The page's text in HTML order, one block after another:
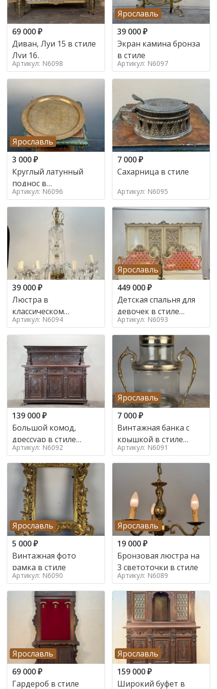
69 000₽
Диван, Луи 15 в стиле
Луи 16,
Артикул: N6098
Ярославль
39 000₽
Экран камина бронза
в стиле
Артикул: N6097
Ярославль
3 000₽
Круглый латунный
поднос в
марокканском стиле в
стиле
Артикул: N6096
7 000₽
Сахарница в стиле
Артикул: N6095
39 000₽
Люстра в
классическом
итальянском стиле на
10 ламп. в стиле
Артикул: N6094
Ярославль
449 000₽
Детская спальня для
девочек в стиле
итальянского барокко
в стиле
Артикул: N6093
139 000₽
Большой комод,
дрессуар в стиле
ренессанс,
Артикул: N6092
Ярославль
7 000₽
Винтажная банка с
крышкой в стиле
Италия,
Артикул: N6091
Ярославль
5 000₽
Винтажная фото
рамка в стиле
Артикул: N6090
Ярославль
19 000₽
Бронзовая люстра на
3 светоточки в стиле
Артикул: N6089
Ярославль
69 000₽
Гардероб в стиле
Ярославль
159 000₽
Широкий буфет в